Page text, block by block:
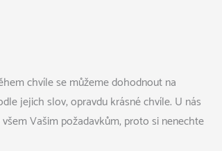
chvíle se můžeme dohodnout na
jejich slov, opravdu krásné chvíle. U nás
Vašim požadavkům, proto si nenechte